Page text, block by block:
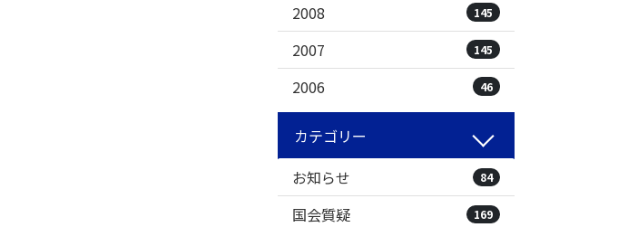
2008 145
2007 145
2006 46
カテゴリー
お知らせ
84
国会質疑 169